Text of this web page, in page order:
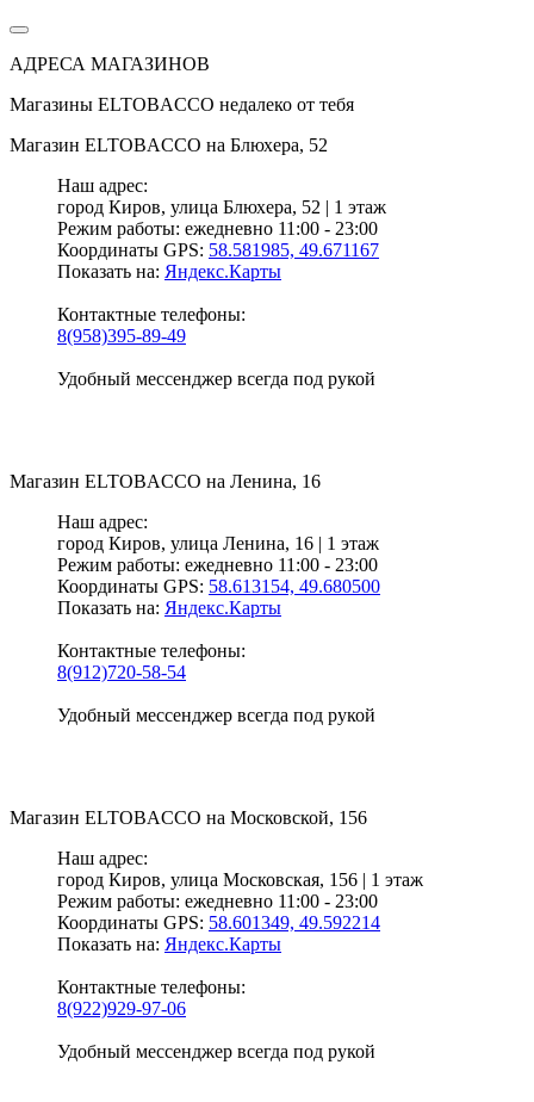
АДРЕСА МАГАЗИНОВ
Магазины ELTOBACCO недалеко от тебя
Магазин ELTOBACCO на Блюхера, 52
Наш адрес:
город Киров, улица Блюхера, 52 | 1 этаж
Режим работы: ежедневно 11:00 - 23:00
Координаты GPS: 58.581985, 49.671167
Показать на: Яндекс.Карты
Контактные телефоны:
8(958)395-89-49
Удобный мессенджер всегда под рукой
Магазин ELTOBACCO на Ленина, 16
Наш адрес:
город Киров, улица Ленина, 16 | 1 этаж
Режим работы: ежедневно 11:00 - 23:00
Координаты GPS: 58.613154, 49.680500
Показать на: Яндекс.Карты
Контактные телефоны:
8(912)720-58-54
Удобный мессенджер всегда под рукой
Магазин ELTOBACCO на Московской, 156
Наш адрес:
город Киров, улица Московская, 156 | 1 этаж
Режим работы: ежедневно 11:00 - 23:00
Координаты GPS: 58.601349, 49.592214
Показать на: Яндекс.Карты
Контактные телефоны:
8(922)929-97-06
Удобный мессенджер всегда под рукой